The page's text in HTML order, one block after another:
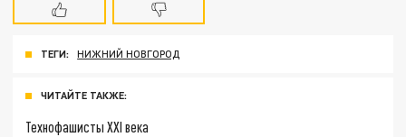
ТЕГИ: НИЖНИЙ НОВГОРОД
ЧИТАЙТЕ ТАКЖЕ:
Технофашисты XXI века